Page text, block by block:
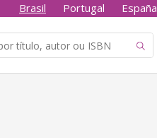
Brasil Portugal España